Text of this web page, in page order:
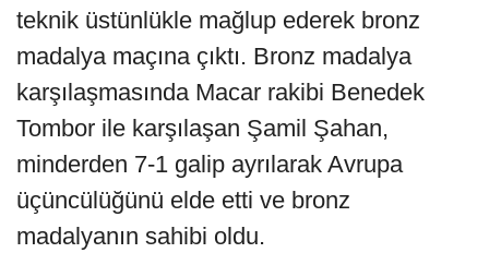
teknik üstünlükle mağlup ederek bronz
madalya maçına çıktı. Bronz madalya
karşılaşmasında Macar rakibi Benedek
Tombor ile karşılaşan Şamil Şahan,
minderden 7-1 galip ayrılarak Avrupa
üçüncülüğünü elde etti ve bronz
madalyanın sahibi oldu.